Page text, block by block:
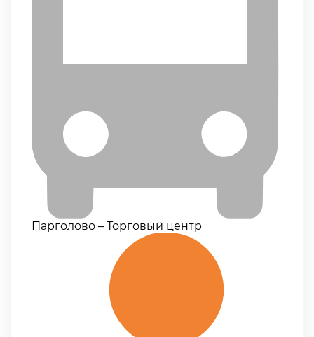
Парголово – Торговый центр